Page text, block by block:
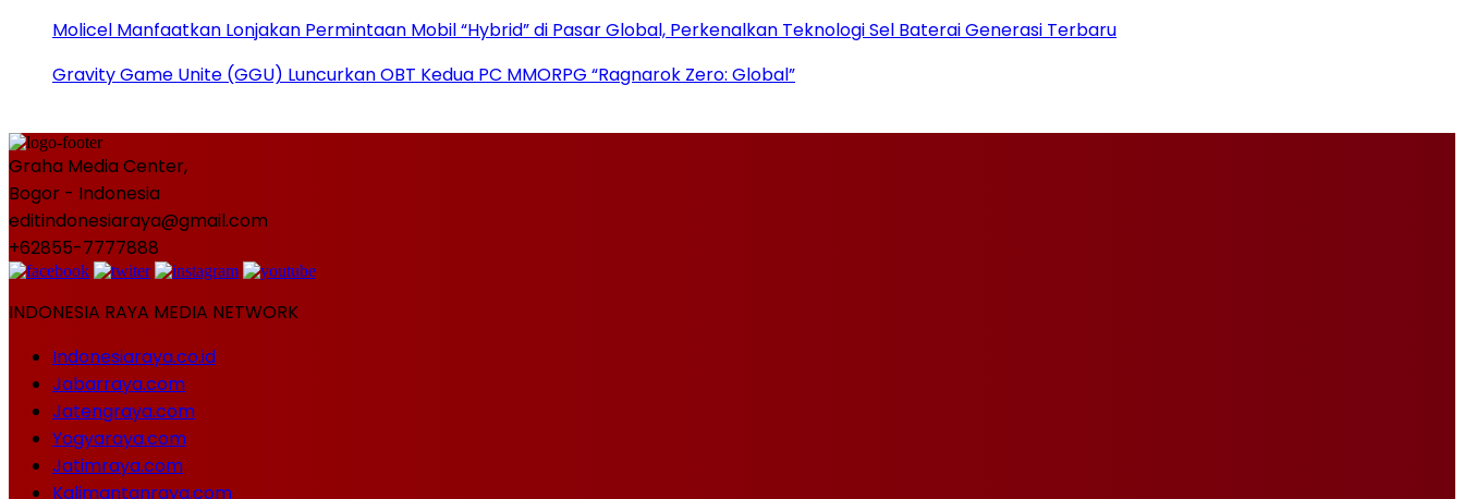
Molicel Manfaatkan Lonjakan Permintaan Mobil “Hybrid” di Pasar Global, Perkenalkan Teknologi Sel Baterai Generasi Terbaru
Gravity Game Unite (GGU) Luncurkan OBT Kedua PC MMORPG “Ragnarok Zero: Global”
Graha Media Center,
Bogor - Indonesia
editindonesiaraya@gmail.com
+62855-7777888
INDONESIA RAYA MEDIA NETWORK
Indonesiaraya.co.id
Jabarraya.com
Jatengraya.com
Yogyaraya.com
Jatimraya.com
Kalimantanraya.com